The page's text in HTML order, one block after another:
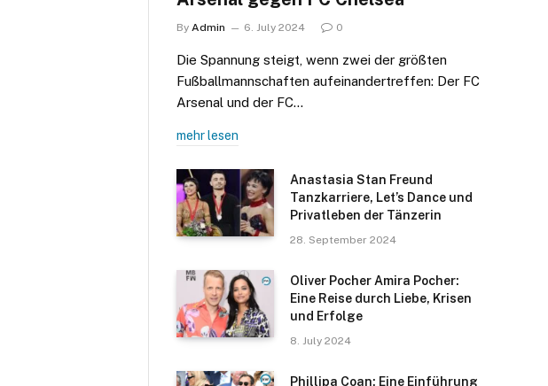
By Admin 6. July 2024 0
Die Spannung steigt, wenn zwei der größten
Fußballmannschaften aufeinandertreffen: Der FC
Arsenal und der FC…
mehr lesen
Anastasia Stan Freund
Tanzkarriere, Let’s Dance und
Privatleben der Tänzerin
28. September 2024
Oliver Pocher Amira Pocher:
Eine Reise durch Liebe, Krisen
und Erfolge
8. July 2024
Phillipa Coan: Eine Einführung